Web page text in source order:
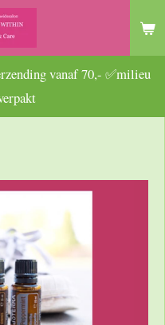
vanaf 70,- ✅milieu